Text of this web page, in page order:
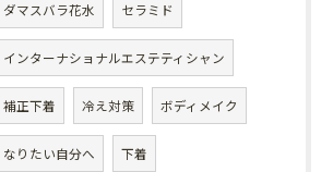
ダマスバラ花水 セラミド
インターナショナルエステティシャン
補正下着 冷え対策 ボディメイク
なりたい自分へ 下着